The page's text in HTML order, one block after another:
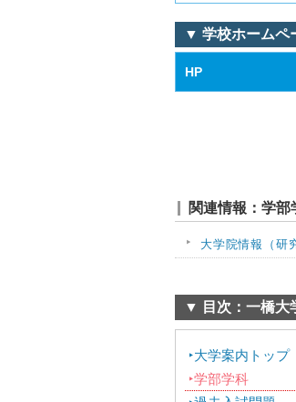
▼ 学校ホームペ
HP
関連情報：学部
大学院情報（研
▼ 目次：一橋大
大学案内トップ
学部学科